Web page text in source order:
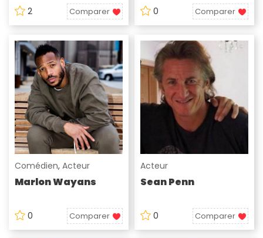
2 Comparer 0 Comparer
Comédien, Acteur
Marlon Wayans
0 Comparer
Acteur
Sean Penn
0 Comparer